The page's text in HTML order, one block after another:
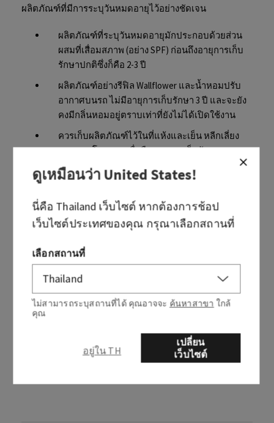
ผลิตภัณฑ์ที่มีการระบุวันหมดอายุไว้อย่างชัดเจน
ผลิตภัณฑ์ที่ระบุวันหมดอายุมักประกอบด้วยส่วน
ผสมที่เสื่อมสภาพ (อย่าง SPF) ก่อนถึงอายุการเก็บ
รักษาปกติซึ่งก็คือ 2-3 ปี
ผลิตภัณฑ์อย่างรีฟิล Wallflower และน้ำหอมปรับ
อากาศบนรถ ไม่มีอายุการเก็บรักษา 3 ปี และจะยัง
คงมีกลิ่นหอมอยู่ตราบเท่าที่ยังไม่ได้เปิดใช้งาน
ควรเก็บผลิตภัณฑ์ไว้ในที่แห้งและเย็น หลีกเลี่ยง
แสงแดดโดยตรง เพื่อยืดอายุการเก็บรักษา
วันผลิต
(วันที่ผลิตสินค้า) สามารถตรวจสอบได้จากรหัสชุดผลิตภัณฑ์
ซึ่งเป็นชุดตัวเลขและตัวอักษรที่พิมพ์หรือประทับอยู่ด้านล่าง
ตัวเลขตัวแรกคือปี ตัวเลข 3 ตัวถัดไปคือวันในปี
ตัวอย่าง: ถ้าผลิตภัณฑ์ผลิตเมื่อวันที่ 25 มกราคม 2022 รหัสชุด
ผลิตภัณฑ์จะเป็น 2025XXXX
และ 025 แทนวันที่ 25 ของปี 2022 (25 มกราคม)
ดูเหมือนว่าUnited States!
นี่คือ Thailand เว็บไซต์ หากต้องการช้อป
เว็บไซต์ประเทศของคุณ กรุณาเลือกสถานที่
เลือกสถานที่
ไม่สามารถระบุสถานที่ได้ คุณอาจจะ ค้นหาสาขา ใกล้
คุณ
อยู่ใน TH
เปลี่ยน
เว็บไซต์